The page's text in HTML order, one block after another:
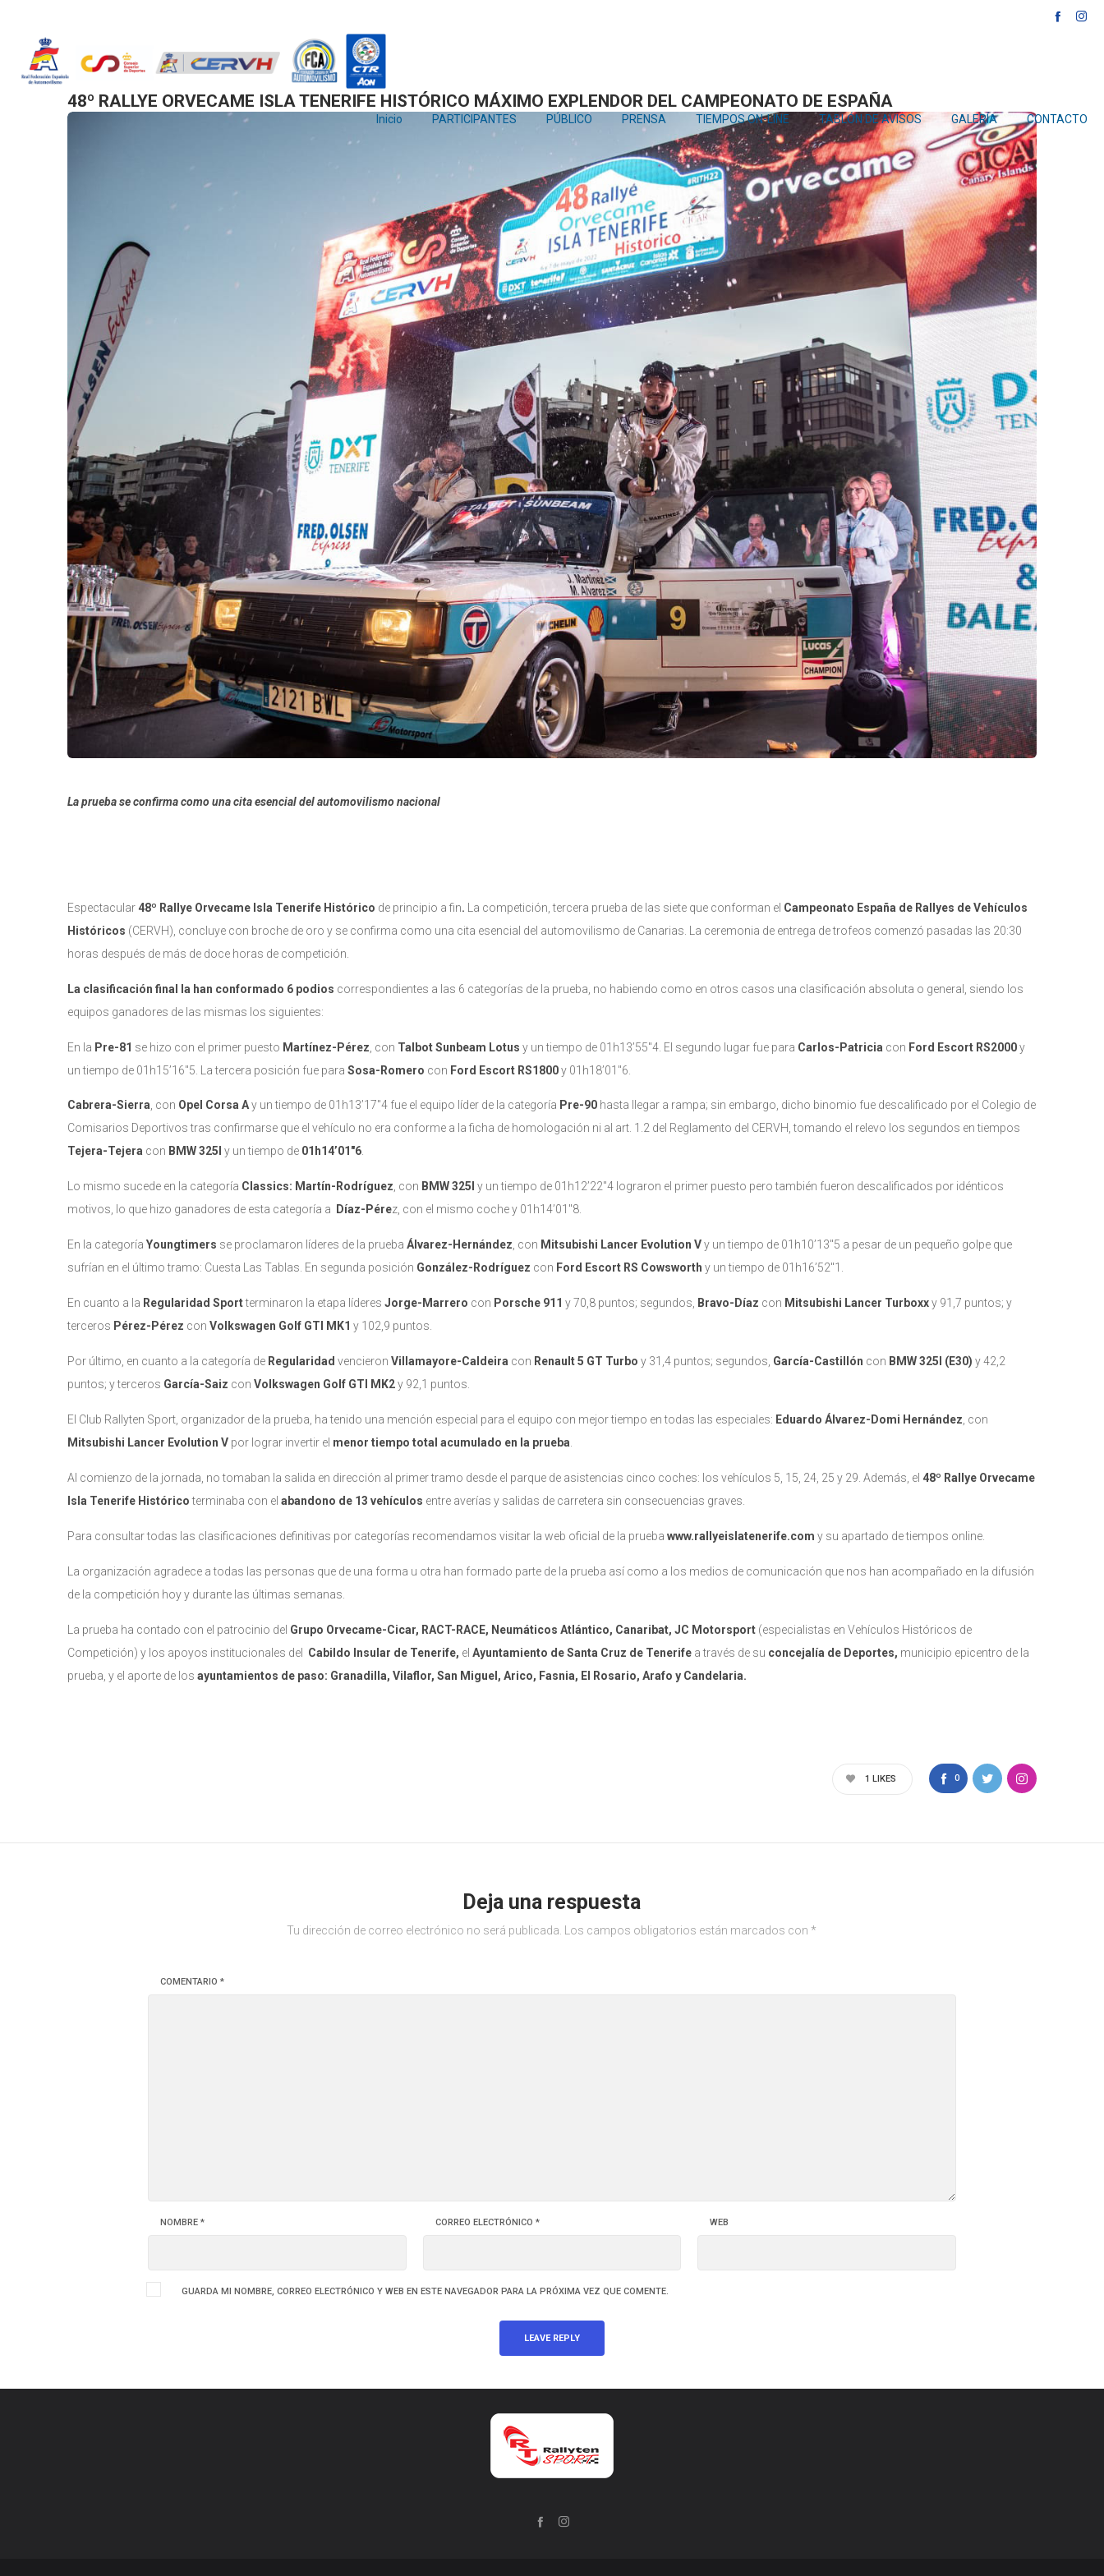
Inicio PARTICIPANTES PÚBLICO PRENSA TIEMPOS ON-LINE TABLÓN DE AVISOS GALERÍA CONTACTO
48º RALLYE ORVECAME ISLA TENERIFE HISTÓRICO MÁXIMO EXPLENDOR DEL CAMPEONATO DE ESPAÑA
La prueba se confirma como una cita esencial del automovilismo nacional
Espectacular 48º Rallye Orvecame Isla Tenerife Histórico de principio a fin. La competición, tercera prueba de las siete que conforman el Campeonato España de Rallyes de Vehículos
Históricos (CERVH), concluye con broche de oro y se confirma como una cita esencial del automovilismo de Canarias. La ceremonia de entrega de trofeos comenzó pasadas las 20:30
horas después de más de doce horas de competición.
La clasificación final la han conformado 6 podios correspondientes a las 6 categorías de la prueba, no habiendo como en otros casos una clasificación absoluta o general, siendo los
equipos ganadores de las mismas los siguientes:
En la Pre-81 se hizo con el primer puesto Martínez-Pérez , con Talbot Sunbeam Lotus y un tiempo de 01h13’55″4. El segundo lugar fue para Carlos-Patricia con Ford Escort RS2000y
un tiempo de 01h15’16″5. La tercera posición fue para Sosa-Romero con Ford Escort RS1800y 01h18’01″6.
Cabrera-Sierra, con Opel Corsa Ay un tiempo de 01h13’17″4 fue el equipo líder de la categoría Pre-90 hasta llegar a rampa; sin embargo, dicho binomio fue descalificado por el Colegio de
Comisarios Deportivos tras confirmarse que el vehículo no era conforme a la ficha de homologación ni al art. 1.2 del Reglamento del CERVH, tomando el relevo los segundos en tiempos
Tejera-Tejera con BMW 325I y un tiempo de 01h14’01″6.
Lo mismo sucede en la categoría Classics: Martín-Rodríguez, con BMW 325l y un tiempo de 01h12’22″4 lograron el primer puesto pero también fueron descalificados por idénticos
motivos, lo que hizo ganadores de esta categoría a
Díaz-Pérez, con el mismo coche y 01h14’01″8.
En la categoría Youngtimers se proclamaron líderes de la prueba Álvarez-Hernández, con Mitsubishi Lancer Evolution Vy un tiempo de 01h10’13″5 a pesar de un pequeño golpe que
sufrían en el último tramo: Cuesta Las Tablas. En segunda posición González-Rodríguez con Ford Escort RS Cowsworth y un tiempo de 01h16’52″1.
En cuanto a la Regularidad Sportterminaron la etapa líderes Jorge-Marrero con Porsche 911 y 70,8 puntos; segundos, Bravo-Díaz con Mitsubishi Lancer Turboxxy 91,7 puntos; y
terceros Pérez-Pérez con Volkswagen Golf GTI MK1 y 102,9 puntos.
Por último, en cuanto a la categoría de Regularidad vencieron Villamayore-Caldeira con Renault 5 GT Turbo y 31,4 puntos; segundos, García-Castillón con BMW 325I (E30) y 42,2
puntos; y terceros García-Saiz con Volkswagen Golf GTI MK2y 92,1 puntos.
El Club Rallyten Sport, organizador de la prueba, ha tenido una mención especial para el equipo con mejor tiempo en todas las especiales: Eduardo Álvarez-Domi Hernández, con
Mitsubishi Lancer Evolution V por lograr invertir el menor tiempo total acumulado en la prueba.
Al comienzo de la jornada, no tomaban la salida en dirección al primer tramo desde el parque de asistencias cinco coches: los vehículos 5, 15, 24, 25 y 29. Además, el 48º Rallye Orvecame
Isla Tenerife Históricoterminaba con el abandono de 13 vehículos entre averías y salidas de carretera sin consecuencias graves.
Para consultar todas las clasificaciones definitivas por categorías recomendamos visitar la web oficial de la prueba www.rallyeislatenerife.com y su apartado de tiempos online.
La organización agradece a todas las personas que de una forma u otra han formado parte de la prueba así como a los medios de comunicación que nos han acompañado en la difusión
de la competición hoy y durante las últimas semanas.
La prueba ha contado con el patrocinio del Grupo Orvecame-Cicar, RACT-RACE, Neumáticos Atlántico, Canaribat, JC Motorsport (especialistas en Vehículos Históricos de
Competición) y los apoyos institucionales del Cabildo Insular de Tenerife, el Ayuntamiento de Santa Cruz de Tenerife a través de su concejalía de Deportes, municipio epicentro de la
prueba, y el aporte de los ayuntamientos de paso: Granadilla, Vilaflor, San Miguel, Arico, Fasnia, El Rosario, Arafo y Candelaria.
0
1 LIKES
Deja una respuesta
Tu dirección de correo electrónico no será publicada. Los campos obligatorios están marcados con *
COMENTARIO*
NOMBRE* CORREO ELECTRÓNICO * WEB
GUARDA MI NOMBRE, CORREO ELECTRÓNICO Y WEB EN ESTE NAVEGADOR PARA LA PRÓXIMA VEZ QUE COMENTE.